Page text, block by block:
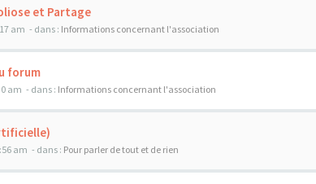
et Partage
am - dans : Informations concernant l'association
forum
am - dans : Informations concernant l'association
am - dans : Pour parler de tout et de rien